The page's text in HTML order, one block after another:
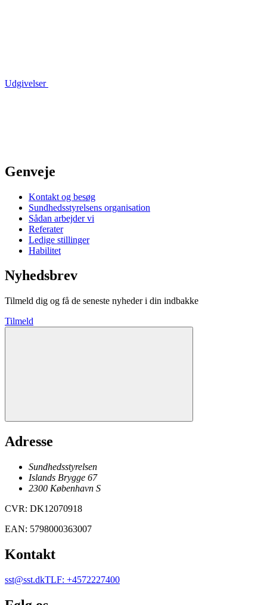
Udgivelser
Genveje
Kontakt og besøg
Sundhedsstyrelsens organisation
Sådan arbejder vi
Referater
Ledige stillinger
Habilitet
Nyhedsbrev
Tilmeld dig og få de seneste nyheder i din indbakke
Tilmeld
Adresse
Sundhedsstyrelsen
Islands Brygge 67
2300 København S
CVR: DK12070918
EAN: 5798000363007
Kontakt
sst@sst.dkTLF: +4572227400